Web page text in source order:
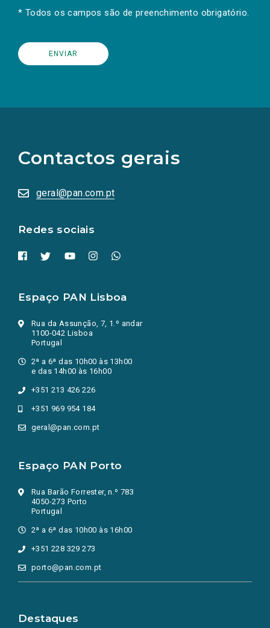
* Todos os campos são de preenchimento obrigatório.
Contactos gerais
geral@pan.com.pt
Redes sociais
redes
sociais
numa
nova
Espaço PAN Lisboa
Rua da Assunção, 7, 1.º andar
1100-042 Lisboa
Portugal
2ª a 6ª das 10h00 às 13h00
e das 14h00 às 16h00
+351 213 426 226
+351 969 954 184
geral@pan.com.pt
Espaço PAN Porto
Rua Barão Forrester, n.º 783
4050-273 Porto
Portugal
2ª a 6ª das 10h00 às 16h00
+351 228 329 273
porto@pan.com.pt
Destaques